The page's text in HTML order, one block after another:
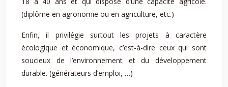
(diplôme en agronomie ou en agriculture, etc.)
Enfin, il privilégie surtout les projets à caractère
écologique et économique, c’est-à-dire ceux qui sont
soucieux de l’environnement et du développement
durable. (générateurs d’emploi, …)